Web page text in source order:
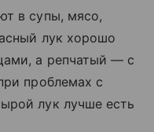
в супы, мясо,
лук хорошо
а репчатый — с
проблемах с
лук лучше есть